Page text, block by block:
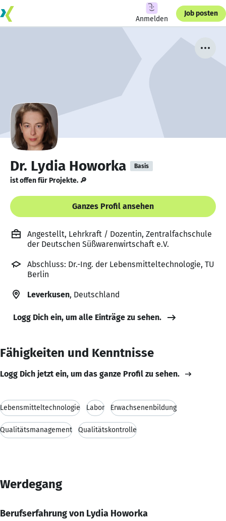
Anmelden
Job posten
Dr. Lydia Howorka Basis
ist offen für Projekte. 🔎
Ganzes Profil ansehen
Angestellt, Lehrkraft / Dozentin, Zentralfachschule
der Deutschen Süßwarenwirtschaft e.V.
Abschluss: Dr.-Ing. der Lebensmitteltechnologie, TU
Berlin
Leverkusen, Deutschland
Logg Dich ein, um alle Einträge zu sehen.
Fähigkeiten und Kenntnisse
Logg Dich jetzt ein, um das ganze Profil zu sehen.
Lebensmitteltechnologie Labor Erwachsenenbildung
Qualitätsmanagement Qualitätskontrolle
Werdegang
Berufserfahrung von Lydia Howorka